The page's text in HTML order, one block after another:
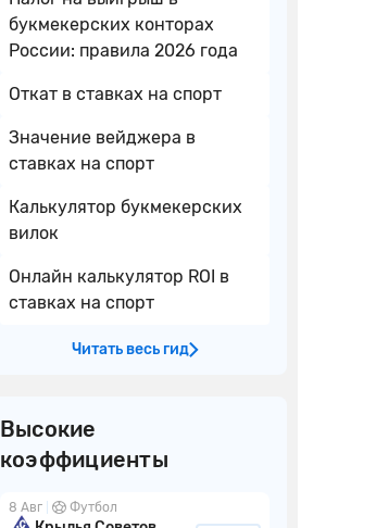
букмекерских конторах
России: правила 2026 года
Откат в ставках на спорт
Значение вейджера в
ставках на спорт
Калькулятор букмекерских
вилок
Онлайн калькулятор ROI в
ставках на спорт
Читать весь гид
Высокие
коэффициенты
8 Авг Футбол